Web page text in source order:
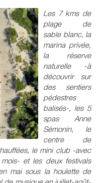
Les 7 kms de
plage de
sable blanc, la
marina privée,
la réserve
naturelle -à
découvrir sur
des sentiers
pédestres
balisés-, les 5
spas Anne
Sémonin, le
centre de
le mini club -avec
et les deux festivals
mai sous la houlette de